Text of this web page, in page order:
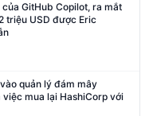
GitHub Copilot, ra mắt
triệu USD được Eric
quản lý đám mây
mua lại HashiCorp với